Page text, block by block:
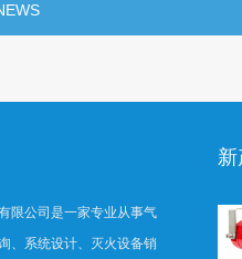
限公司是一家专业从事气
、系统设计、灭火设备销
新